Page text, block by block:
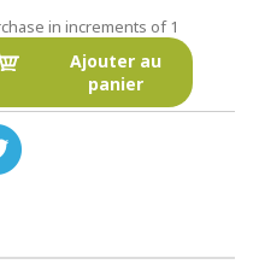
in increments of 1
Ajouter au
panier